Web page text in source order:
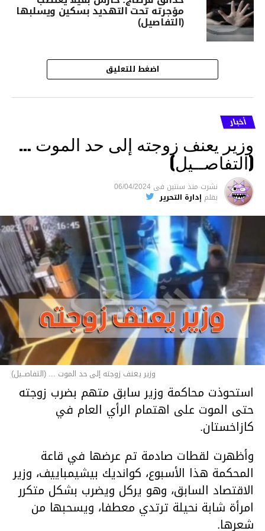
مؤجرته تحت التهديد بسكين ويسلبها
(التفاصيل)
اضغط للتعليق
أخبار
وزير يعنف زوجته إلى حد الموت …
(التفاصــيل)
نشرت منذ سنتين فى 06/04/2024
بقلم إدارة التحرير
وزير يعنف زوجته إلى حد الموت ... (التفاصــيل)
استحوذت محاكمة وزير سابق متهم بضرب زوجته
حتى الموت على اهتمام الرأي العام في
كازاخستان.
وأظهرت لقطات صادمة تم عرضها في قاعة
المحكمة هذا الأسبوع، كوانديك بيشيمباييف، وزير
الاقتصاد السابق، وهو يركل ويضرب بشكل متكرر
امرأة شابة نحيلة ترتدي معطفا، ويسحبها من
شعرها.